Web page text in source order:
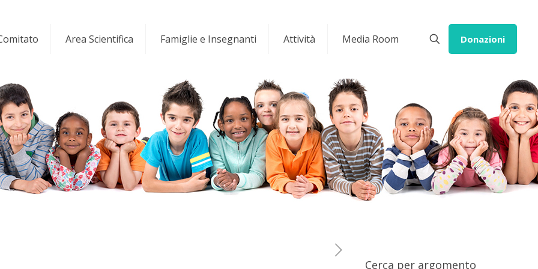
Area Scientifica Famiglie e Insegnanti Attività Media Room Donazioni
Cerca per argomento